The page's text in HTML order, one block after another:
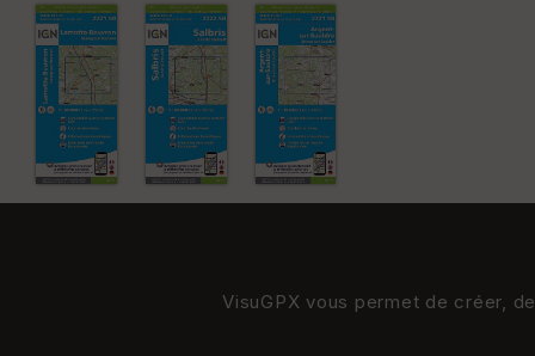
VisuGPX vous permet de créer,